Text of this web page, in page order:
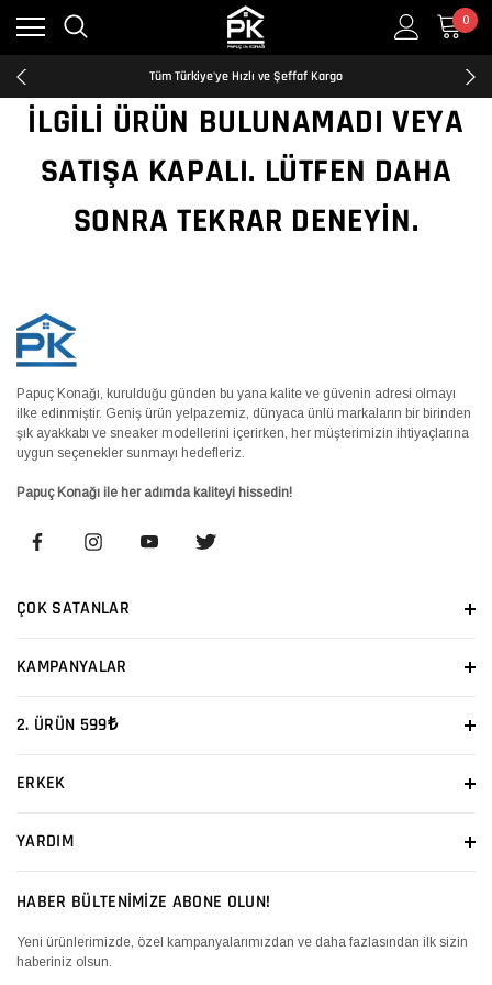
0
Kredi Kartına Taksit İmkanı
2500₺ ve Üzeri Ücretsiz Kargo
Tüm Türkiye'ye Hızlı ve Şeffaf Kargo
Kredi Kartına Taksit İmkanı
2500₺ ve Üzeri Ücretsiz Kargo
Kredi Kartına Taksit İmkanı
İLGILI ÜRÜN BULUNAMADI VEYA
SATIŞA KAPALI. LÜTFEN DAHA
SONRA TEKRAR DENEYIN.
Papuç Konağı, kurulduğu günden bu yana kalite ve güvenin adresi olmayı
ilke edinmiştir. Geniş ürün yelpazemiz, dünyaca ünlü markaların bir birinden
şık ayakkabı ve sneaker modellerini içerirken, her müşterimizin ihtiyaçlarına
uygun seçenekler sunmayı hedefleriz.
Papuç Konağı ile her adımda kaliteyi hissedin!
ÇOK SATANLAR
KAMPANYALAR
2. ÜRÜN 599₺
ERKEK
YARDIM
HABER BÜLTENİMİZE ABONE OLUN!
Yeni ürünlerimizde, özel kampanyalarımızdan ve daha fazlasından ilk sizin
haberiniz olsun.